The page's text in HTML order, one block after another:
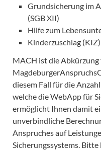
Grundsicherung im
(SGB XII)
Hilfe zum
Kinderzuschlag (KIZ)
MACH ist die Abkürzung
diesem Fall für die
welche die WebApp für
ermöglicht Ihnen damit
unverbindliche
Anspruches auf
Sicherungssystems. Bitte